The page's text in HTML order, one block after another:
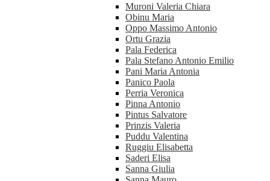
Muroni Valeria Chiara
Obinu Maria
Oppo Massimo Antonio
Ortu Grazia
Pala Federica
Pala Stefano Antonio Emilio
Pani Maria Antonia
Panico Paola
Perria Veronica
Pinna Antonio
Pintus Salvatore
Prinzis Valeria
Puddu Valentina
Ruggiu Elisabetta
Saderi Elisa
Sanna Giulia